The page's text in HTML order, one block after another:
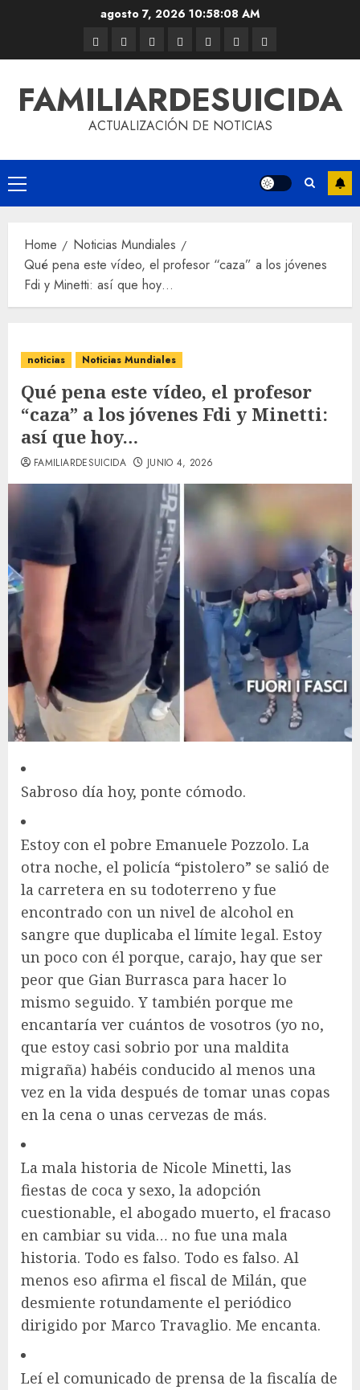
agosto 7, 2026 10:58:09 AM
FAMILIARDESUICIDA
ACTUALIZACIÓN DE NOTICIAS
Home
Noticias Mundiales
Qué pena este vídeo, el profesor “caza” a los jóvenes
Fdi y Minetti: así que hoy…
noticias Noticias Mundiales
Qué pena este vídeo, el profesor
“caza” a los jóvenes Fdi y Minetti:
así que hoy…
FAMILIARDESUICIDA JUNIO 4, 2026
Sabroso día hoy, ponte cómodo.
Estoy con el pobre Emanuele Pozzolo. La
otra noche, el policía “pistolero” se salió de
la carretera en su todoterreno y fue
encontrado con un nivel de alcohol en
sangre que duplicaba el límite legal. Estoy
un poco con él porque, carajo, hay que ser
peor que Gian Burrasca para hacer lo
mismo seguido. Y también porque me
encantaría ver cuántos de vosotros (yo no,
que estoy casi sobrio por una maldita
migraña) habéis conducido al menos una
vez en la vida después de tomar unas copas
en la cena o unas cervezas de más.
La mala historia de Nicole Minetti, las
fiestas de coca y sexo, la adopción
cuestionable, el abogado muerto, el fracaso
en cambiar su vida… no fue una mala
historia. Todo es falso. Todo es falso. Al
menos eso afirma el fiscal de Milán, que
desmiente rotundamente el periódico
dirigido por Marco Travaglio. Me encanta.
Leí el comunicado de prensa de la fiscalía de